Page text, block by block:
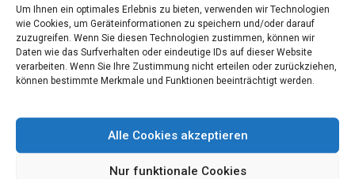
Um Ihnen ein optimales Erlebnis zu bieten, verwenden wir Technologien
wie Cookies, um Geräteinformationen zu speichern und/oder darauf
zuzugreifen. Wenn Sie diesen Technologien zustimmen, können wir
Daten wie das Surfverhalten oder eindeutige IDs auf dieser Website
verarbeiten. Wenn Sie Ihre Zustimmung nicht erteilen oder zurückziehen,
können bestimmte Merkmale und Funktionen beeinträchtigt werden.
Alle Cookies akzeptieren
Nur funktionale Cookies
Login